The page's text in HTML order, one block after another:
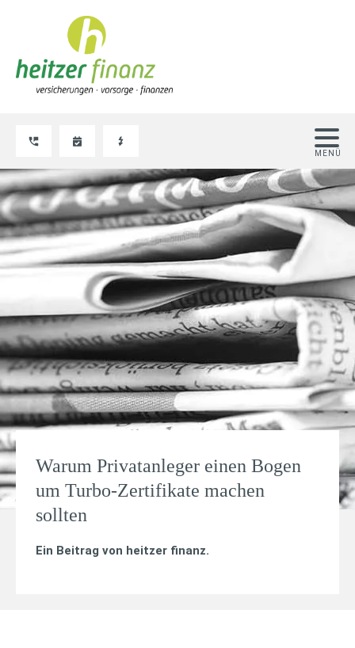
Warum Privatanleger einen Bogen
um Turbo-Zertifikate machen
sollten
Ein Beitrag von heitzer finanz.